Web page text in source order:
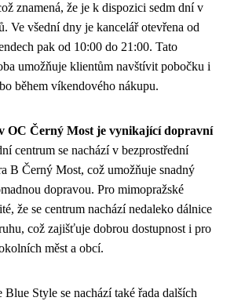
znamená, že je k dispozici sedm dní v
Ve všední dny je kancelář otevřena od
pak od 10:00 do 21:00. Tato
umožňuje klientům navštívit pobočku i
během víkendového nákupu.
OC Černý Most je vynikající dopravní
centrum se nachází v bezprostřední
B Černý Most, což umožňuje snadný
dopravou. Pro mimopražské
že se centrum nachází nedaleko dálnice
což zajišťuje dobrou dostupnost i pro
měst a obcí.
Style se nachází také řada dalších